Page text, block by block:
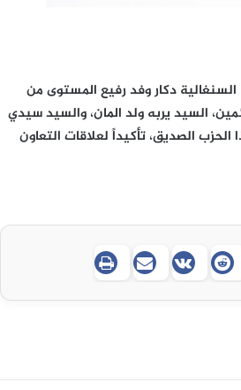
توجه صباح اليوم، 6 يونيو 2026، إلى العاصمة السنغالية دكار وفد رفيع المستوى من
السيد يربه ولد المان، والسيد سيدي
الصديق، تأكيداً لعلاقات التعاون